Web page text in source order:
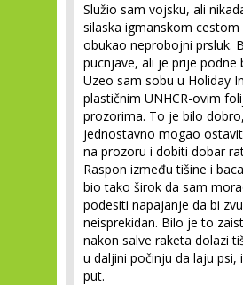
Služio sam vojsku, ali
silaska igmanskom cestom
obukao neprobojni prsluk.
pucnjave, ali je prije podne
Uzeo sam sobu u Holiday
plastičnim UNHCR-ovim
prozorima. To je bilo
jednostavno mogao
na prozoru i dobiti dobar
Raspon između tišine i
bio tako širok da sam
podesiti napajanje da bi
neisprekidan. Bilo je to
nakon salve raketa dolazi
u daljini počinju da laju psi,
put.